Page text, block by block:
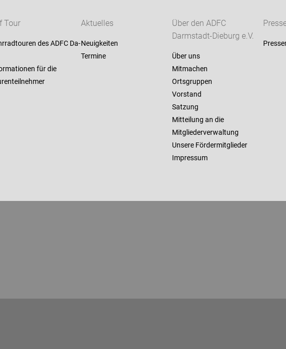
Tour
des ADFC Da-
für die
Aktuelles
Neuigkeiten
Termine
Über den ADFC
Darmstadt-Dieburg e.V.
Über uns
Mitmachen
Ortsgruppen
Vorstand
Satzung
Mitteilung an die
Mitgliederverwaltung
Unsere Fördermitglieder
Impressum